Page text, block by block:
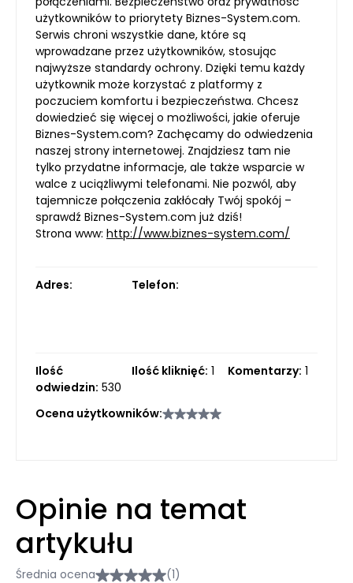
użytkowników to priorytety Biznes-System.com.
Serwis chroni wszystkie dane, które są
wprowadzane przez użytkowników, stosując
najwyższe standardy ochrony. Dzięki temu każdy
użytkownik może korzystać z platformy z
poczuciem komfortu i bezpieczeństwa. Chcesz
dowiedzieć się więcej o możliwości, jakie oferuje
Biznes-System.com? Zachęcamy do odwiedzenia
naszej strony internetowej. Znajdziesz tam nie
tylko przydatne informacje, ale także wsparcie w
walce z uciążliwymi telefonami. Nie pozwól, aby
tajemnicze połączenia zakłócały Twój spokój –
sprawdź Biznes-System.com już dziś!
Strona www: http://www.biznes-system.com/
Adres: Telefon:
Ilość
odwiedzin: 530
Ilość kliknięć: 1 Komentarzy: 1
Ocena użytkowników:
Opinie na temat
artykułu
Średnia ocena (1)